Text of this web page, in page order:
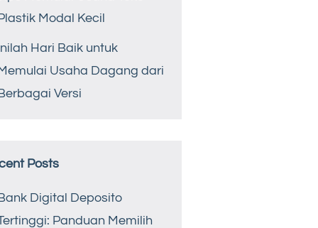
Modal Kecil
Hari Baik untuk
Usaha Dagang dari
Versi
Posts
Digital Deposito
Panduan Memilih